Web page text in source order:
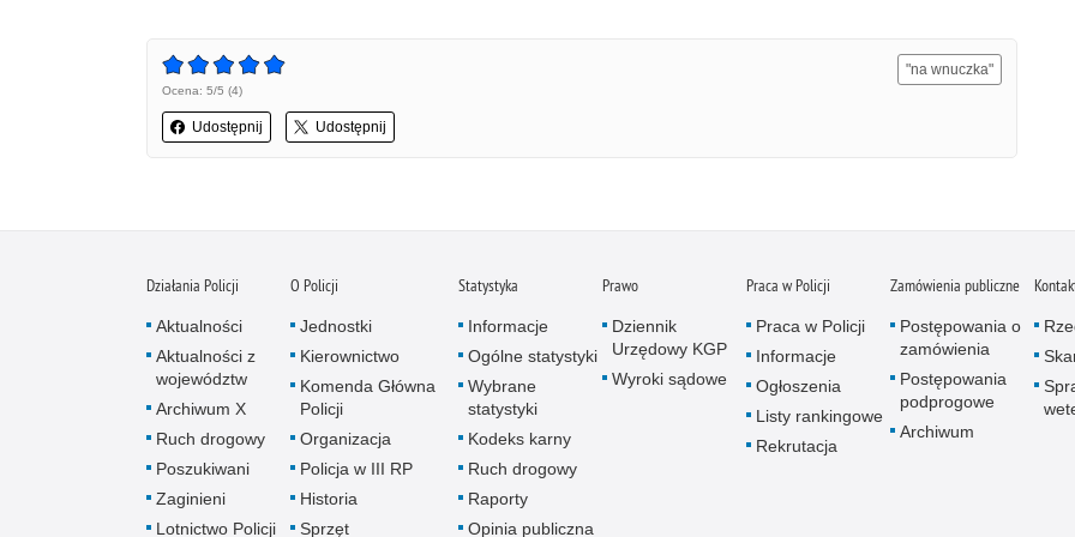
Ocena: 5/5 (4)
Udostępnij Udostępnij
"na wnuczka"
Działania Policji
Aktualności
Aktualności z
województw
Archiwum X
Ruch drogowy
Poszukiwani
Zaginieni
Lotnictwo Policji
O Policji
Jednostki
Kierownictwo
Komenda Główna
Policji
Organizacja
Policja w III RP
Historia
Sprzęt
Statystyka
Informacje
Ogólne statystyki
Wybrane
statystyki
Kodeks karny
Ruch drogowy
Raporty
Opinia publiczna
Prawo
Dziennik
Urzędowy KGP
Wyroki sądowe
Praca w Policji
Praca w Policji
Informacje
Ogłoszenia
Listy rankingowe
Rekrutacja
Zamówienia publiczne
Postępowania o
zamówienia
Postępowania
podprogowe
Archiwum